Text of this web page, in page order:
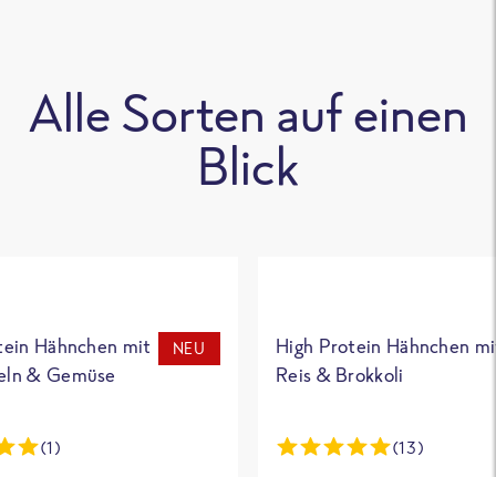
Alle Sorten auf einen
Blick
Hähnchen mit
& Gemüse
NEU
(1)
High Protein Hähnchen
Reis & Brokkoli
(13)